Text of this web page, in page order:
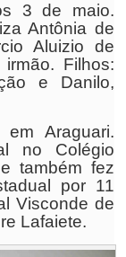
3 de maio.
Antônia de
Aluizio de
Filhos:
e Danilo,
Araguari.
no Colégio
também fez
por 11
Visconde de
Lafaiete.